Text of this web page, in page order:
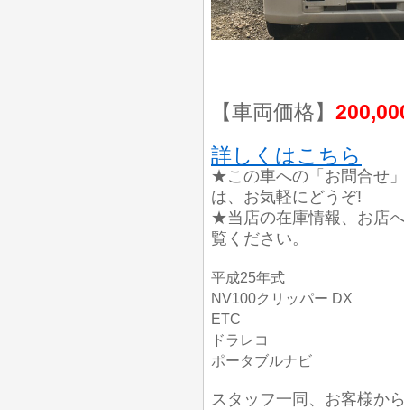
【車両価格】
詳しくはこちら
★この車への「お問合せ
は、お気軽にどうぞ!
★当店の在庫情報、お店
覧ください。
平成25年式
NV100クリッパー DX
ETC
ドラレコ
ポータブルナビ
スタッフ一同、お客様か